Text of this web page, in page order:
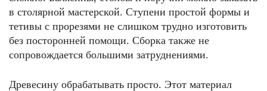
в столярной мастерской. Ступени простой формы и
тетивы с прорезями не слишком трудно изготовить
без посторонней помощи. Сборка также не
сопровождается большими затруднениями.
Древесину обрабатывать просто. Этот материал